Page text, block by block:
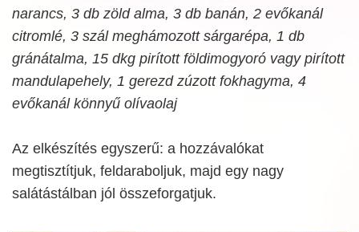
narancs, 3 db zöld alma, 3 db banán, 2 evőkanál
citromlé, 3 szál meghámozott sárgarépa, 1 db
gránátalma, 15 dkg pirított földimogyoró vagy pirított
mandulapehely, 1 gerezd zúzott fokhagyma, 4
evőkanál könnyű olívaolaj
Az elkészítés egyszerű: a hozzávalókat
megtisztítjuk, feldaraboljuk, majd egy nagy
salátástálban jól összeforgatjuk.